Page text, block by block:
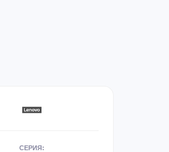
СЕРИЯ: